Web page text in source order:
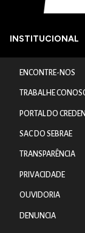
INSTITUCIONAL
ENCONTRE-NOS
TRABALHE
PORTAL DO
SAC DO SEBRAE
TRANSPARÊNCIA
PRIVACIDADE
OUVIDORIA
DENUNCIA